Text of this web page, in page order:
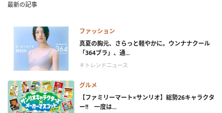
最新の記事
ファッション
真夏の胸元、さらっと軽やかに。ウンナナクール
「364ブラ」、通...
＃トレンドニュース
グルメ
【ファミリーマート×サンリオ】総勢26キャラクタ
ー!! 一度は...